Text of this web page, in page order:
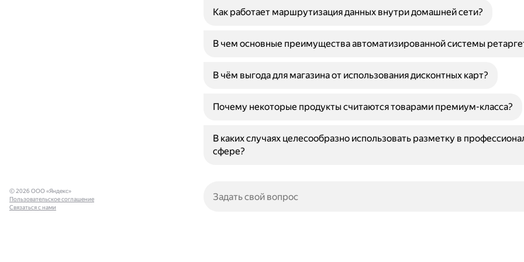
Как работает маршрутизация данных внутри домашней сети?
В чем основные преимущества автоматизированной системы
В чём выгода для магазина от использования дисконтных карт?
Почему некоторые продукты считаются товарами премиум-класса?
В каких случаях целесообразно использовать разметку в
сфере?
© 2026 ООО «Яндекс»
Пользовательское соглашение
Связаться с нами